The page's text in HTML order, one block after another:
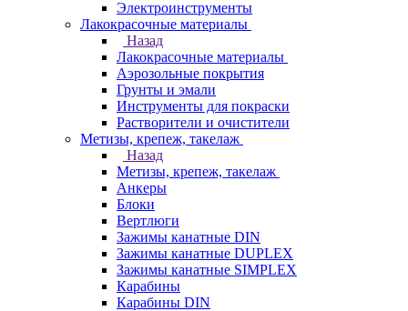
Электроинструменты
Лакокрасочные материалы
Назад
Лакокрасочные материалы
Аэрозольные покрытия
Грунты и эмали
Инструменты для покраски
Растворители и очистители
Метизы, крепеж, такелаж
Назад
Метизы, крепеж, такелаж
Анкеры
Блоки
Вертлюги
Зажимы канатные DIN
Зажимы канатные DUPLEX
Зажимы канатные SIMPLEX
Карабины
Карабины DIN